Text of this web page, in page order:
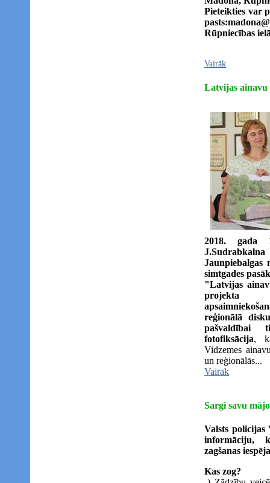
Pieteikties var
Rūpniecības
Vairāk
Latvijas
2018. gada
Jaunpiebalgas
simtgades
"Latvijas
projekta
reģionālā
pašvaldībai
fotofiksācija,
Vidzemes
un reģionālās...
Vairāk
Sargi savu
Valsts policijas
informāciju,
zagšanas
Kas zog?